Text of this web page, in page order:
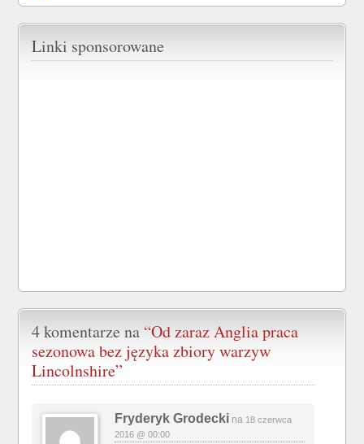
Linki sponsorowane
4 komentarze na “Od zaraz Anglia praca
sezonowa bez języka zbiory warzyw
Lincolnshire”
Fryderyk Grodecki na 18 czerwca
2016 @ 00:00